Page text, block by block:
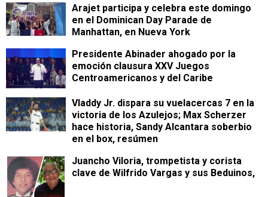
Arajet participa y celebra este domingo
en el Dominican Day Parade de
Manhattan, en Nueva York
Presidente Abinader ahogado por la
emoción clausura XXV Juegos
Centroamericanos y del Caribe
Vladdy Jr. dispara su vuelacercas 7 en la
victoria de los Azulejos; Max Scherzer
hace historia, Sandy Alcantara soberbio
en el box, resúmen
Juancho Viloria, trompetista y corista
clave de Wilfrido Vargas y sus Beduinos,